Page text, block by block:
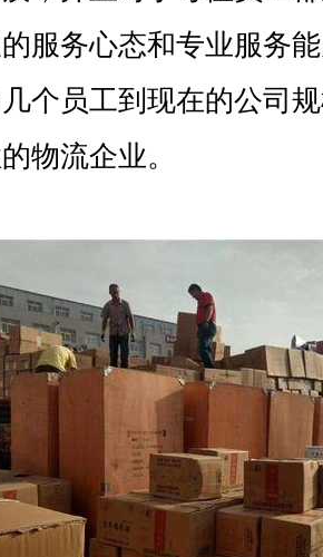
服务心态和专业服务
个员工到现在的公司
物流企业。